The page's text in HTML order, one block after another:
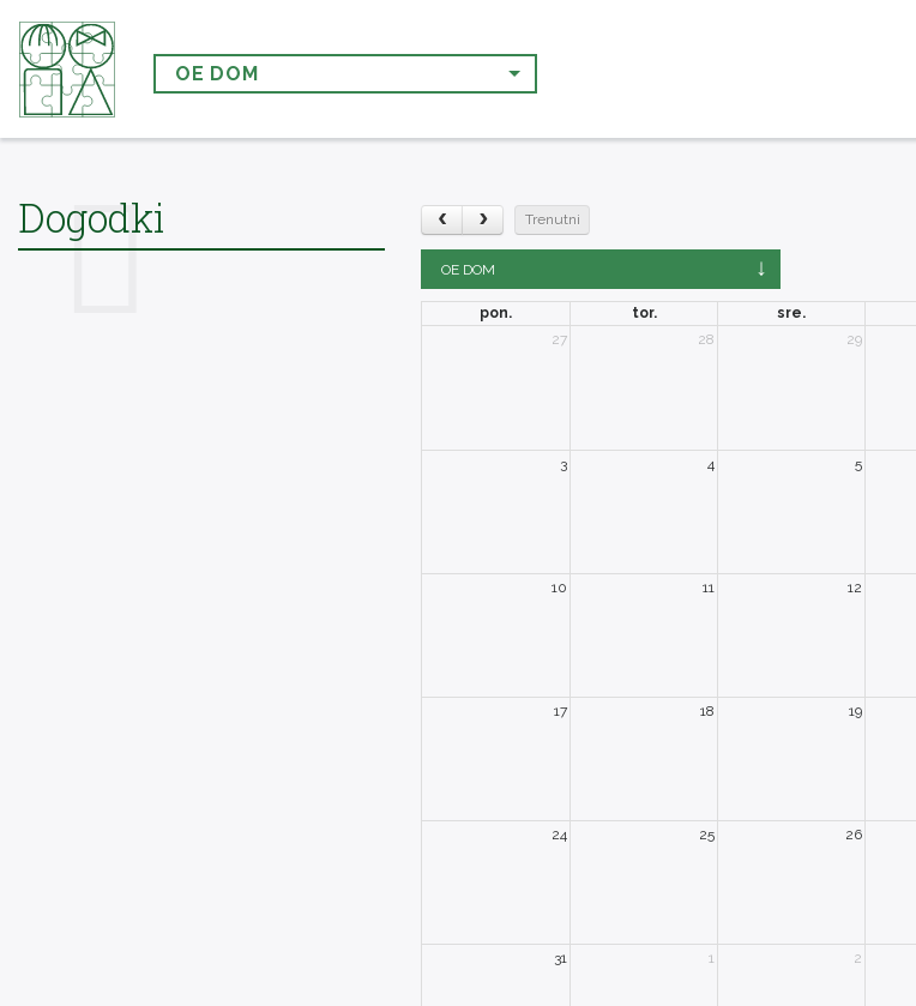
OE DOM
Dogodki Trenutni
OE DOM
pon. tor. sre.
27
28 29
3 4 5
10 11 12
17 18 19
24 25 26
31 1 2